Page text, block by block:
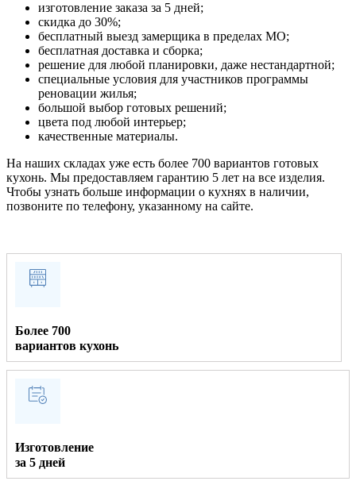
изготовление заказа за 5 дней;
скидка до 30%;
бесплатный выезд замерщика в пределах МО;
бесплатная доставка и сборка;
решение для любой планировки, даже нестандартной;
специальные условия для участников программы
реновации жилья;
большой выбор готовых решений;
цвета под любой интерьер;
качественные материалы.
На наших складах уже есть более 700 вариантов готовых
кухонь. Мы предоставляем гарантию 5 лет на все изделия.
Чтобы узнать больше информации о кухнях в наличии,
позвоните по телефону, указанному на сайте.
Более 700
вариантов кухонь
Изготовление
за 5 дней